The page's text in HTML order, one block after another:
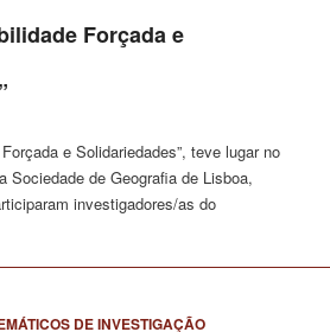
Forçada e
e Solidariedades”, teve lugar no
Sociedade de Geografia de Lisboa,
investigadores/as do
DE INVESTIGAÇÃO